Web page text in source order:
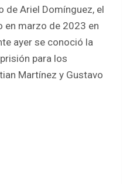
Ariel Domínguez, el
en marzo de 2023 en
ayer se conoció la
para los
Martínez y Gustavo